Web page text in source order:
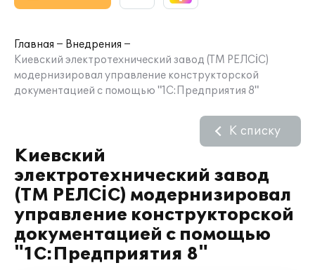
Главная
Внедрения
Киевский электротехнический завод (ТМ РЕЛСіС)
модернизировал управление конструкторской
документацией с помощью "1С:Предприятия 8"
Киевский
электротехнический завод
(ТМ РЕЛСіС) модернизировал
управление конструкторской
документацией с помощью
"1С:Предприятия 8"
К списку